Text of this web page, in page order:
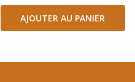
AJOUTER AU PANIER